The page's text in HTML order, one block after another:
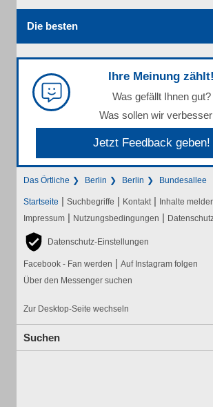
Die besten
Ihre Meinung zählt!
Was gefällt Ihnen gut?
Was sollen wir
Jetzt Feedback geben!
Das Örtliche Berlin Berlin Bundesallee
Startseite | Suchbegriffe | Kontakt | Inhalte
Impressum | Nutzungsbedingungen |
Datenschutz-Einstellungen
Facebook - Fan werden | Auf Instagram folgen
Über den Messenger suchen
Zur Desktop-Seite wechseln
Suchen